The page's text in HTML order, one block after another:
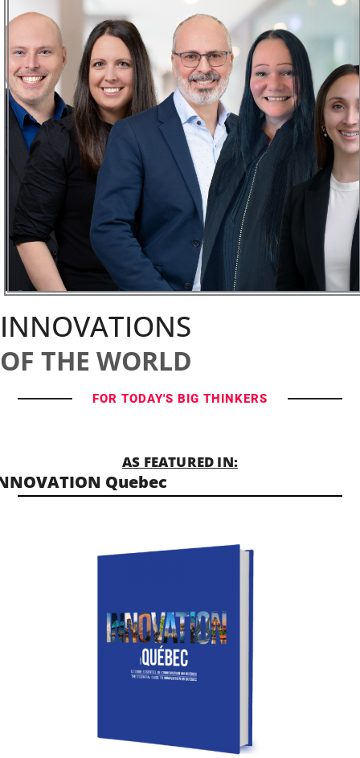
INNOVATIONS
OF THE WORLD
FOR TODAY'S BIG THINKERS
AS FEATURED IN:
Quebec